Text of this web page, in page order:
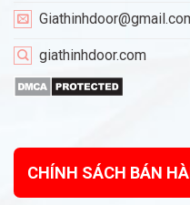
giathinhdoor.com
CHÍNH SÁCH BÁN